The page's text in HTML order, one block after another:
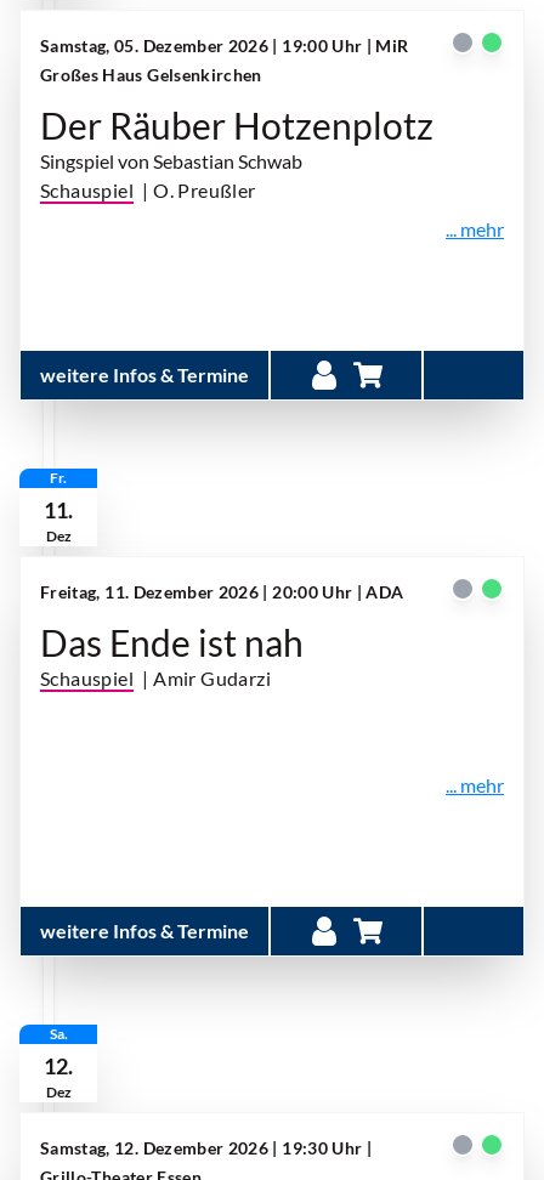
Samstag, 05. Dezember 2026 | 19:00 Uhr | MiR
Großes Haus Gelsenkirchen
Der Räuber Hotzenplotz
Singspiel von Sebastian Schwab
Schauspiel | O. Preußler
... mehr
weitere Infos & Termine
Fr.
11.
Dez
Freitag, 11. Dezember 2026 | 20:00 Uhr | ADA
Das Ende ist nah
Schauspiel | Amir Gudarzi
... mehr
weitere Infos & Termine
Sa.
12.
Dez
Samstag, 12. Dezember 2026 | 19:30 Uhr |